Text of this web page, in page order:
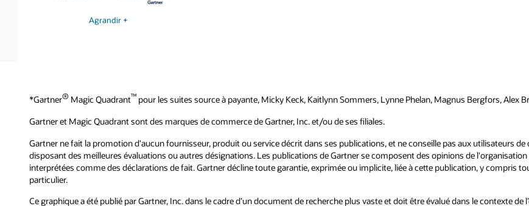
Agrandir +
*Gartner® Magic Quadrant™ pour les suites source à payante, Micky Keck, Kaitlynn Sommers, Lynne Phelan, Magnus Bergfors, Alex
Gartner et Magic Quadrant sont des marques de commerce de Gartner, Inc. et/ou de ses filiales.
Gartner ne fait la promotion d'aucun fournisseur, produit ou service décrit dans ses publications, et ne conseille pas aux utilisateurs
disposant des meilleures évaluations ou autres désignations. Les publications de Gartner se composent des opinions de
interprétées comme des déclarations de fait. Gartner décline toute garantie, exprimée ou implicite, liée à cette publication, y compris
particulier.
Ce graphique a été publié par Gartner, Inc. dans le cadre d’un document de recherche plus vaste et doit être évalué dans le contexte